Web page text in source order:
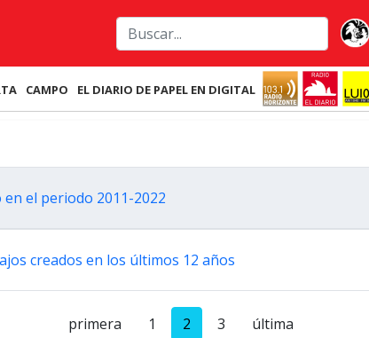
CAMPO EL DIARIO DE PAPEL EN DIGITAL
el periodo 2011-2022
creados en los últimos 12 años
primera 1 2 3 última